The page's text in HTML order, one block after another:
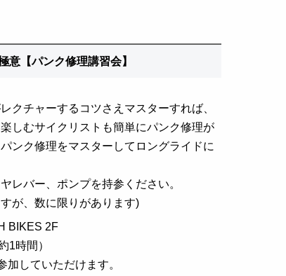
【パンク修理講習会】
クチャーするコツさえマスターすれば、
しむサイクリストも簡単にパンク修理が
ンク修理をマスターしてロングライドに
レバー、ポンプを持参ください。
が、数に限りがあります)
BIKES 2F
1時間）
していただけます。